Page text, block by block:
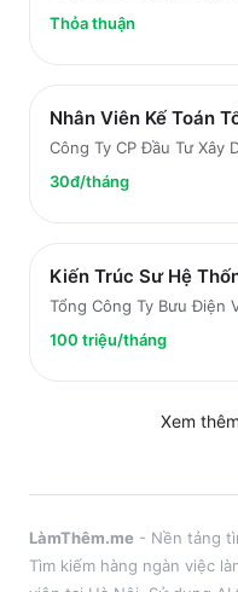
Thỏa thuận
Nhân Viên Kế Toán
Công Ty CP Đầu Tư Xây
30đ/tháng
Kiến Trúc Sư Hệ
Tổng Công Ty Bưu Điện
100 triệu/tháng
Xem
LàmThêm.me - Nền tảng
Tìm kiếm hàng ngàn việc